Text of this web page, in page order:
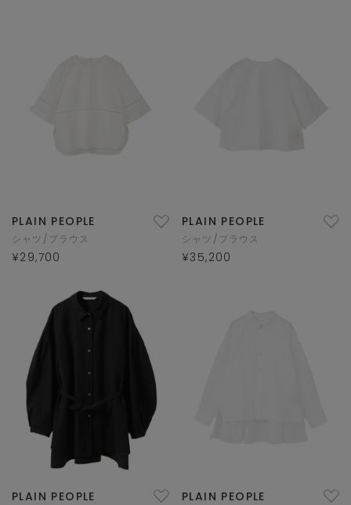
PLAIN PEOPLE
シャツ/ブラウス
¥29,700
PLAIN PEOPLE
シャツ/ブラウス
¥35,200
PLAIN PEOPLE PLAIN PEOPLE